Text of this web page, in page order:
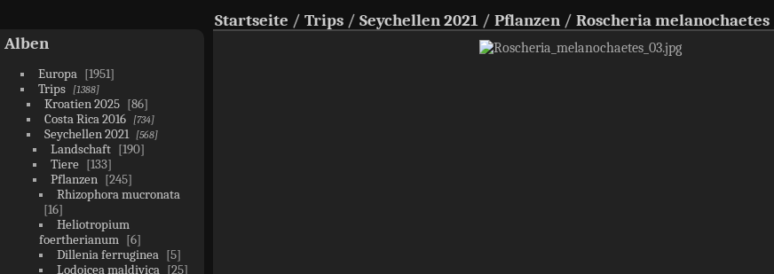
Alben
Europa
1951
Trips
1388
Kroatien 2025
86
Costa Rica 2016
734
Seychellen 2021 568
Landschaft
190
Tiere
133
Pflanzen
245
Rhizophora mucronata
16
Heliotropium
foertherianum
6
Dillenia ferruginea
5
Lodoicea maldivica
25
Startseite / Trips / Seychellen 2021 / Pflanzen / Roscheria melanochaetes